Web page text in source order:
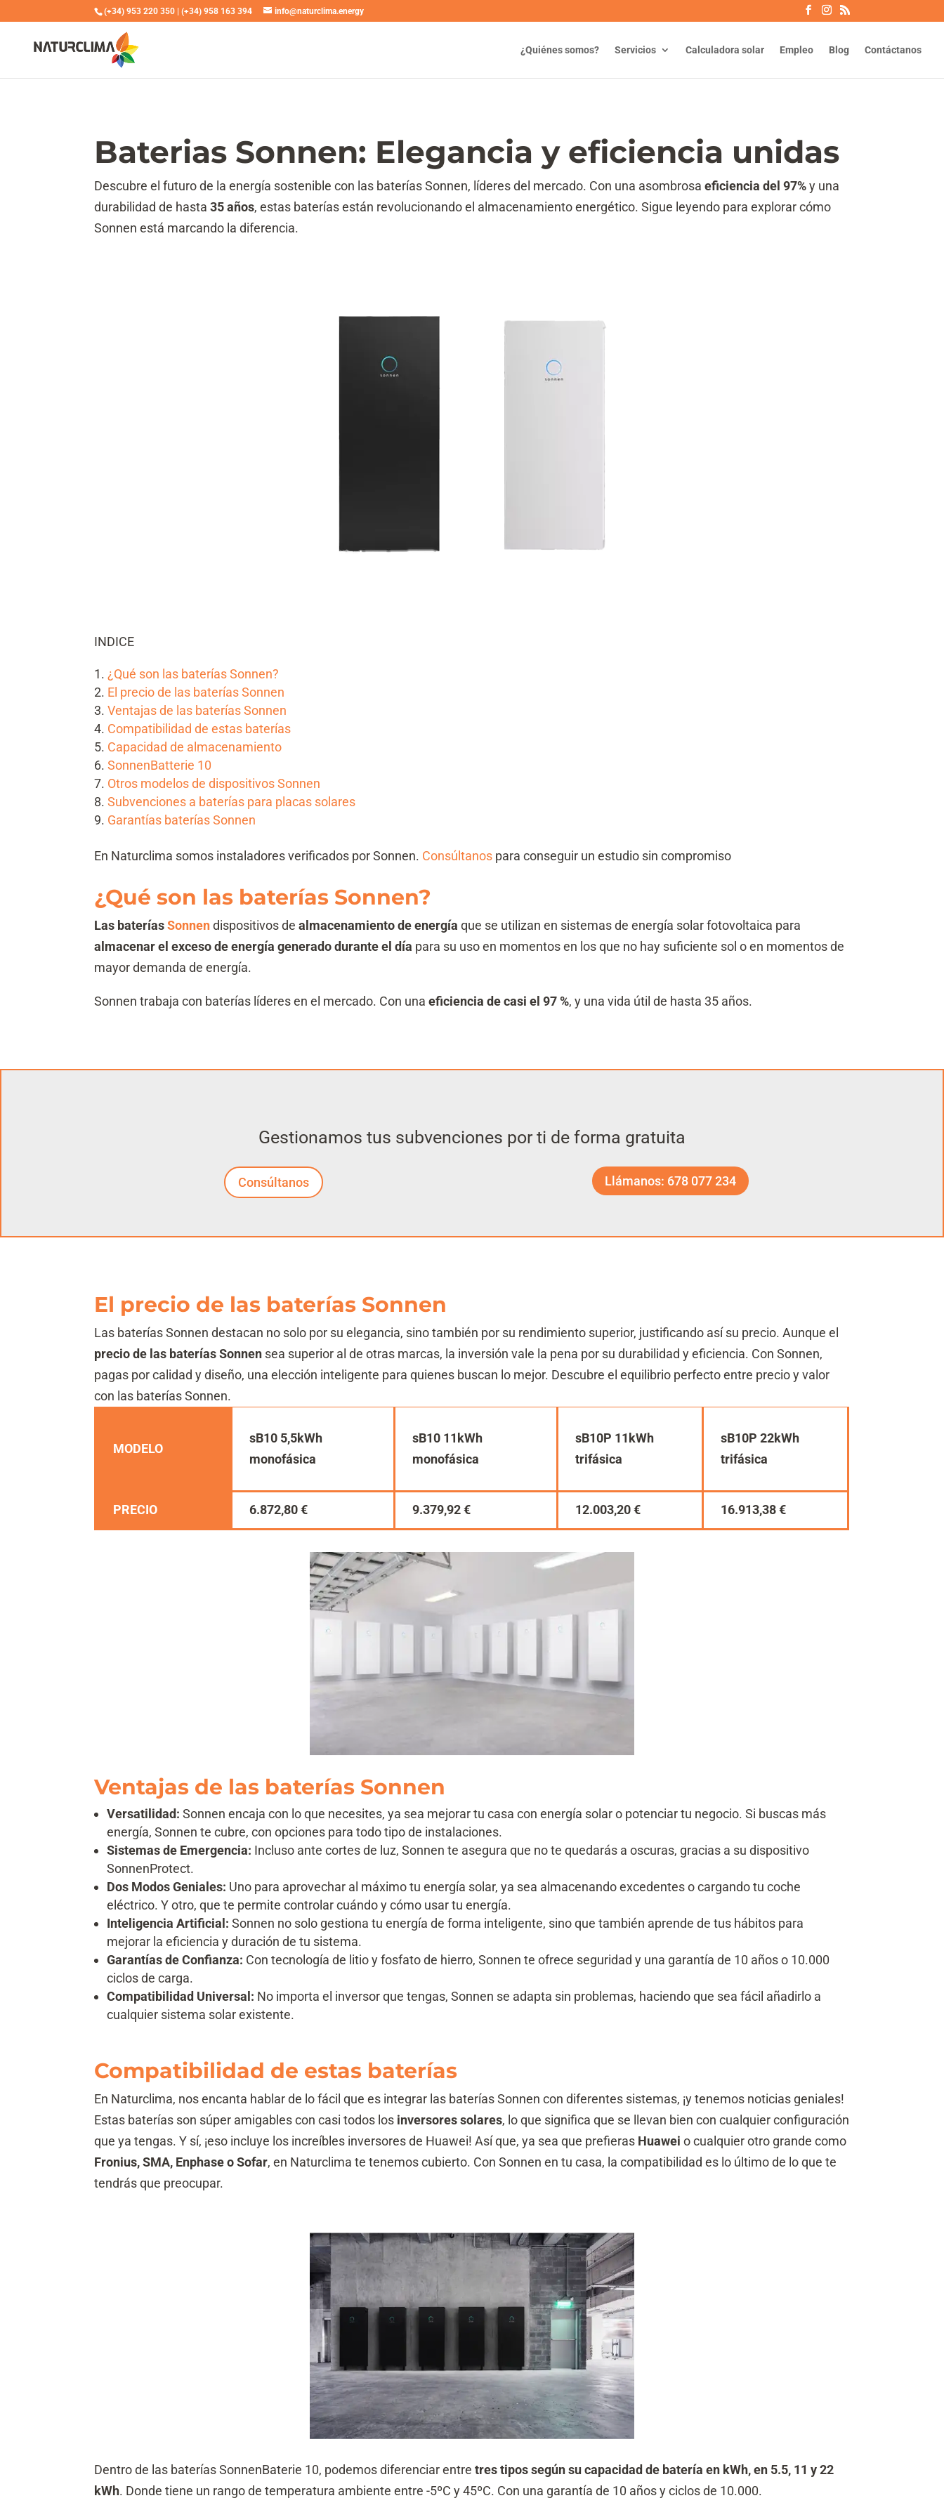
(+34) 953 220 350 |(+34) 958 163 394 info@naturclima.energy
¿Quiénes somos? Servicios Calculadora solar Empleo Blog Contáctanos
Baterias Sonnen: Elegancia y eficiencia unidas
Descubre el futuro de la energía sostenible con las baterías Sonnen, líderes del mercado. Con una asombrosaeficiencia del 97%y una
durabilidad de hasta35 años, estas baterías están revolucionando el almacenamiento energético. Sigue leyendo para explorar cómo
Sonnen está marcando la diferencia.
INDICE
¿Qué son las baterías Sonnen?
El precio de las baterías Sonnen
Ventajas de las baterías Sonnen
Compatibilidad de estas baterías
Capacidad de almacenamiento
SonnenBatterie 10
Otros modelos de dispositivos Sonnen
Subvenciones a baterías para placas solares
Garantías baterías Sonnen
En Naturclima somos instaladores verificados por Sonnen. Consúltanos para conseguir un estudio sin compromiso
¿Qué son las baterías Sonnen?
Las bateríasSonnendispositivos dealmacenamiento de energía que se utilizan en sistemas de energía solar fotovoltaica para
almacenar el exceso de energía generado durante el día para su uso en momentos en los que no hay suficiente sol o en momentos de
mayor demanda de energía.
Sonnen trabaja con baterías líderes en el mercado. Con unaeficiencia de casi el 97 %, y una vida útil de hasta 35 años.
Gestionamos tus subvenciones por ti de forma gratuita
Consúltanos Llámanos: 678 077 234
El precio de las baterías Sonnen
Las baterías Sonnen destacan no solo por su elegancia, sino también por su rendimiento superior, justificando así su precio. Aunque el
precio de las baterías Sonnen sea superior al de otras marcas, la inversión vale la pena por su durabilidad y eficiencia. Con Sonnen,
pagas por calidad y diseño, una elección inteligente para quienes buscan lo mejor. Descubre el equilibrio perfecto entre precio y valor
con las baterías Sonnen.
MODELO
sB10 5,5kWh
monofásica
sB10 11kWh
monofásica
sB10P 11kWh
trifásica
sB10P 22kWh
trifásica
PRECIO 6.872,80 € 9.379,92 € 12.003,20 € 16.913,38 €
Ventajas de las baterías Sonnen
Versatilidad: Sonnen encaja con lo que necesites, ya sea mejorar tu casa con energía solar o potenciar tu negocio. Si buscas más
energía, Sonnen te cubre, con opciones para todo tipo de instalaciones.
Sistemas de Emergencia: Incluso ante cortes de luz, Sonnen te asegura que no te quedarás a oscuras, gracias a su dispositivo
SonnenProtect.
Dos Modos Geniales: Uno para aprovechar al máximo tu energía solar, ya sea almacenando excedentes o cargando tu coche
eléctrico. Y otro, que te permite controlar cuándo y cómo usar tu energía.
Inteligencia Artificial: Sonnen no solo gestiona tu energía de forma inteligente, sino que también aprende de tus hábitos para
mejorar la eficiencia y duración de tu sistema.
Garantías de Confianza: Con tecnología de litio y fosfato de hierro, Sonnen te ofrece seguridad y una garantía de 10 años o 10.000
ciclos de carga.
Compatibilidad Universal: No importa el inversor que tengas, Sonnen se adapta sin problemas, haciendo que sea fácil añadirlo a
cualquier sistema solar existente.
Compatibilidad de estas baterías
En Naturclima, nos encanta hablar de lo fácil que es integrar las baterías Sonnen con diferentes sistemas, ¡y tenemos noticias geniales!
Estas baterías son súper amigables con casi todos los inversores solares, lo que significa que se llevan bien con cualquier configuración
que ya tengas. Y sí, ¡eso incluye los increíbles inversores de Huawei! Así que, ya sea que prefieras Huawei o cualquier otro grande como
Fronius, SMA, Enphase o Sofar, en Naturclima te tenemos cubierto. Con Sonnen en tu casa, la compatibilidad es lo último de lo que te
tendrás que preocupar.
Dentro de las baterías SonnenBaterie 10, podemos diferenciar entretres tipos según su capacidad de batería en kWh, en 5.5, 11 y 22
kWh. Donde tiene un rango de temperatura ambiente entre -5ºC y 45ºC. Con una garantía de 10 años y ciclos de 10.000.